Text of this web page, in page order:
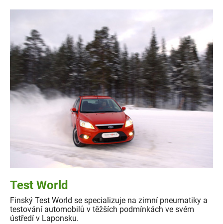
Test World
Finský Test World se specializuje na zimní pneumatiky a
testování automobilů v těžších podmínkách ve svém
ústředí v Laponsku.